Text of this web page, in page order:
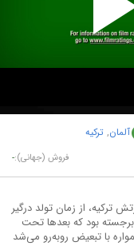
آلمان, ترکیه
فروش (جهانی):-
ترکیه، از زمان تولد درگیر
بود که بعدها تحت
با تبعیض روبه‌رو می‌شد